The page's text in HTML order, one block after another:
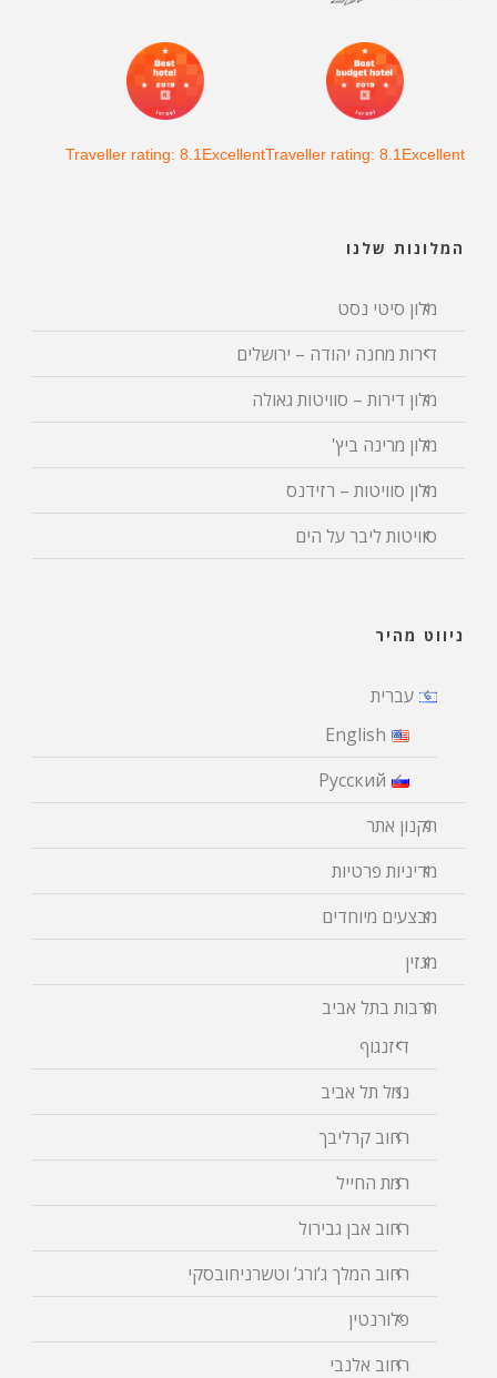
Traveller rating: 8.1Excellent
Traveller rating: 8.1Excellent
המלונות שלנו
מלון סיטי נסט
דירות מחנה יהודה – ירושלים
מלון דירות – סוויטות גאולה
מלון מרינה ביץ'
מלון סוויטות – רזידנס
סוויטות ליבר על הים
ניווט מהיר
עברית
English
Русский
תקנון אתר
מדיניות פרטיות
מבצעים מיוחדים
מגזין
תרבות בתל אביב
דיזנגוף
נמל תל אביב
רחוב קרליבך
רמת החייל
רחוב אבן גבירול
רחוב המלך ג’ורג’ וטשרניחובסקי
פלורנטין
רחוב אלנבי